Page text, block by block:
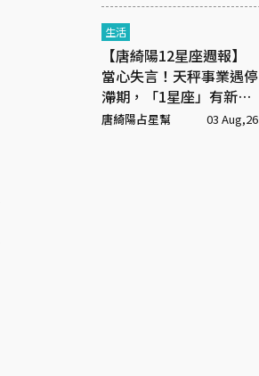
生活
【唐綺陽12星座週報】
當心失言！天秤事業遇停
滯期，「1星座」有新戀
情
唐綺陽占星幫 03 Aug,26